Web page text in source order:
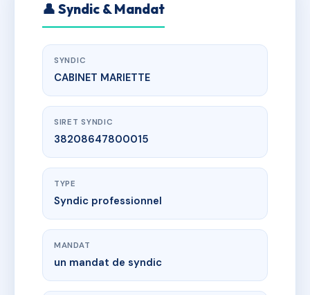
👤 Syndic & Mandat
SYNDIC
CABINET MARIETTE
SIRET SYNDIC
38208647800015
TYPE
Syndic professionnel
MANDAT
un mandat de syndic